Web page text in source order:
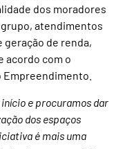
dos moradores
atendimentos
geração de renda,
acordo com o
e procuramos dar
dos espaços
é mais uma